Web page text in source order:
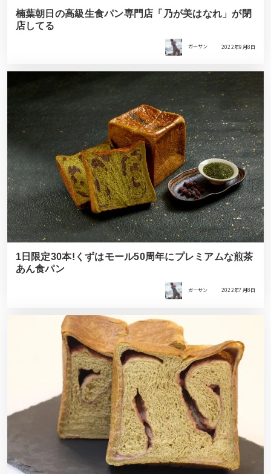
楠葉朝日の高級生食パン専門店「乃が美はなれ」が閉
店してる
ガーサン 2022年9月8日
1日限定30本!くずはモール50周年にプレミアムな煎茶
あん食パン
ガーサン 2022年7月8日